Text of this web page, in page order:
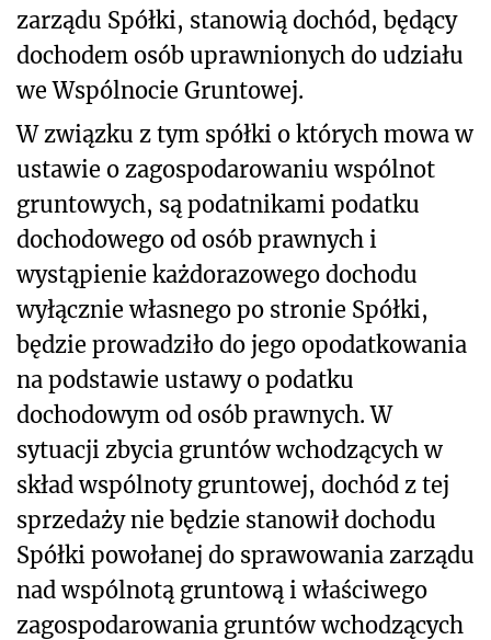
zarządu Spółki, stanowią dochód, będący
dochodem osób uprawnionych do udziału
we Wspólnocie Gruntowej.
W związku z tym spółki o których mowa w
ustawie o zagospodarowaniu wspólnot
gruntowych, są podatnikami podatku
dochodowego od osób prawnych i
wystąpienie każdorazowego dochodu
wyłącznie własnego po stronie Spółki,
będzie prowadziło do jego opodatkowania
na podstawie ustawy o podatku
dochodowym od osób prawnych. W
sytuacji zbycia gruntów wchodzących w
skład wspólnoty gruntowej, dochód z tej
sprzedaży nie będzie stanowił dochodu
Spółki powołanej do sprawowania zarządu
nad wspólnotą gruntową i właściwego
zagospodarowania gruntów wchodzących